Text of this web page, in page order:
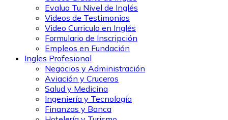
Evalua Tu Nivel de Inglés
Videos de Testimonios
Video Curriculo en Inglés
Formulario de Inscripción
Empleos en Fundación
Ingles Profesional
Negocios y Administración
Aviación y Cruceros
Salud y Medicina
Ingeniería y Tecnología
Finanzas y Banca